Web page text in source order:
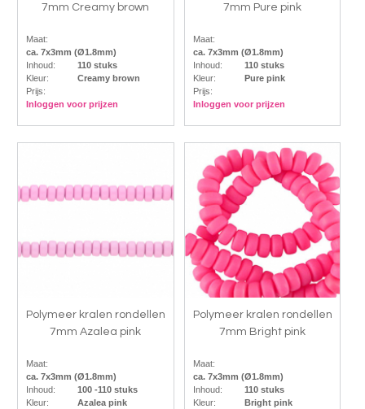
7mm Creamy brown
Maat:
ca. 7x3mm (Ø1.8mm)
Inhoud:
110 stuks
Kleur:
Creamy brown
Prijs:
Inloggen voor prijzen
7mm Pure pink
Maat:
ca. 7x3mm (Ø1.8mm)
Inhoud:
110 stuks
Kleur:
Pure pink
Prijs:
Inloggen voor prijzen
Polymeer kralen rondellen
7mm Azalea pink
Maat:
ca. 7x3mm (Ø1.8mm)
Inhoud:
100 -110 stuks
Kleur:
Azalea pink
Polymeer kralen rondellen
7mm Bright pink
Maat:
ca. 7x3mm (Ø1.8mm)
Inhoud:
110 stuks
Kleur:
Bright pink